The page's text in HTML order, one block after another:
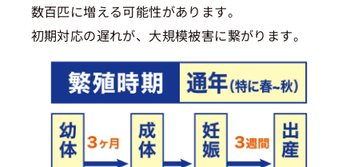
数百匹に増える可能性があります。
初期対応の遅れが、大規模被害に繋がります。